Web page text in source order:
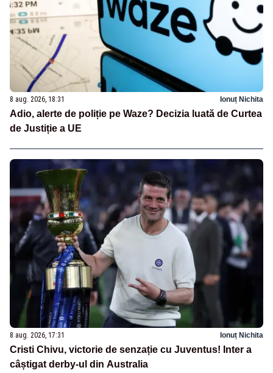
8 aug. 2026, 18:31 Ionuț Nichita
Adio, alerte de poliție pe Waze? Decizia luată de Curtea
de Justiție a UE
8 aug. 2026, 17:31 Ionuț Nichita
Cristi Chivu, victorie de senzație cu Juventus! Inter a
câștigat derby-ul din Australia